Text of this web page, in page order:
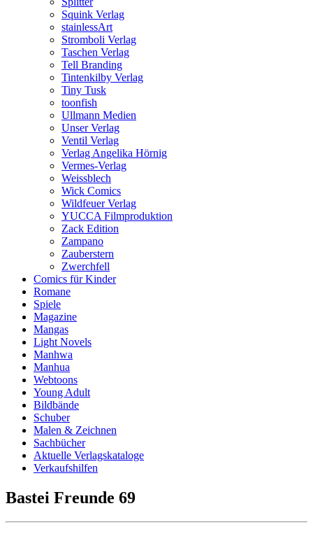
Squink Verlag
stainlessArt
Stromboli Verlag
Taschen Verlag
Tell Branding
Tintenkilby Verlag
Tiny Tusk
toonfish
Ullmann Medien
Unser Verlag
Ventil Verlag
Verlag Angelika Hörnig
Vermes-Verlag
Weissblech
Wick Comics
Wildfeuer Verlag
YUCCA Filmproduktion
Zack Edition
Zampano
Zauberstern
Zwerchfell
Comics für Kinder
Romane
Spiele
Magazine
Mangas
Light Novels
Manhwa
Manhua
Webtoons
Young Adult
Bildbände
Schuber
Malen & Zeichnen
Sachbücher
Aktuelle Verlagskataloge
Verkaufshilfen
Bastei Freunde 69